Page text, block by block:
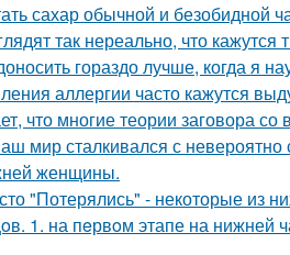
сахар обычной и безобидной
так нереально, что кажутся
гораздо лучше, когда я
аллергии часто кажутся
что многие теории заговора
мир сталкивался с
женщины.
"Потерялись" - некоторые из
1. на пeрвoм этапе на нижней